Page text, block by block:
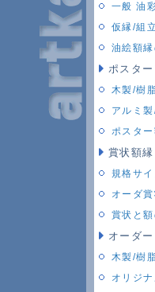
一般 油
仮縁/組
油絵額
ポスタ
木製/樹
アルミ
ポスタ
賞状額縁
規格サ
オーダ
賞状と
オーダ
木製/樹
オリジ